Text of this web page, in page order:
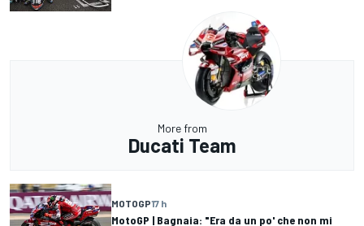
More from
Ducati Team
MOTOGP17 h
MotoGP | Bagnaia: "Era da un po' che non mi